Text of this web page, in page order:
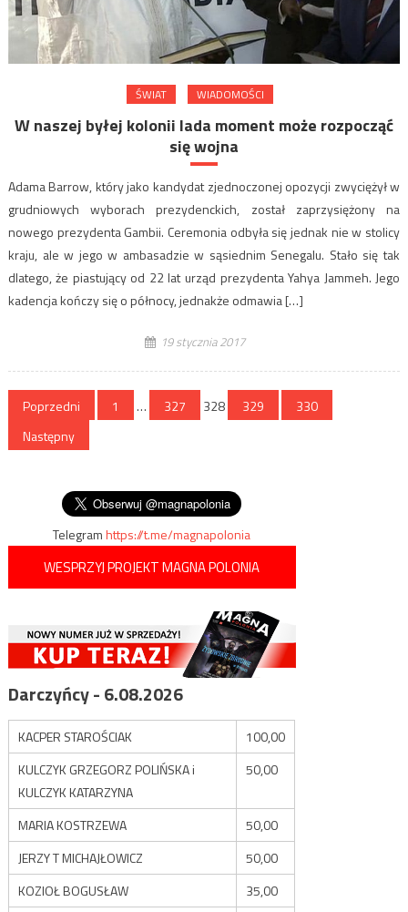
ŚWIAT WIADOMOŚCI
W naszej byłej kolonii lada moment może rozpocząć
się wojna
Adama Barrow, który jako kandydat zjednoczonej opozycji zwyciężył w
grudniowych wyborach prezydenckich, został zaprzysiężony na
nowego prezydenta Gambii. Ceremonia odbyła się jednak nie w stolicy
kraju, ale w jego w ambasadzie w sąsiednim Senegalu. Stało się tak
dlatego, że piastujący od 22 lat urząd prezydenta Yahya Jammeh. Jego
kadencja kończy się o północy, jednakże odmawia […]
19 stycznia 2017
Stronicowanie
wpisów
Poprzedni 1 … 327 328 329
330
Następny
Telegramhttps://t.me/magnapolonia
WESPRZYJ PROJEKT MAGNA POLONIA
Darczyńcy - 6.08.2026
KACPER STAROŚCIAK
100,00
KULCZYK GRZEGORZ POLIŃSKA i
KULCZYK KATARZYNA
50,00
MARIA KOSTRZEWA
50,00
JERZY T MICHAJŁOWICZ
50,00
KOZIOŁ BOGUSŁAW
35,00